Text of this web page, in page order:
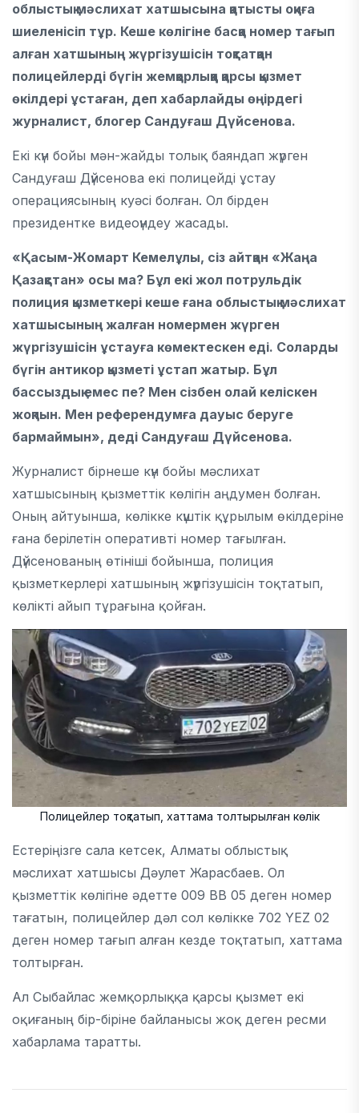
облыстық мәслихат хатшысына қатысты оқиға
шиеленісіп тұр. Кеше көлігіне басқа номер тағып
алған хатшының жүргізушісін тоқтатқан
полицейлерді бүгін жемқорлыққа қарсы қызмет
өкілдері ұстаған, деп хабарлайды өңірдегі
журналист, блогер Сандуғаш Дүйсенова.
Екі күн бойы мән-жайды толық баяндап жүрген
Сандуғаш Дүйсенова екі полицейді ұстау
операциясының куәсі болған. Ол бірден
президентке видеоүндеу жасады.
«Қасым-Жомарт Кемелұлы, сіз айтқан «Жаңа
Қазақстан» осы ма? Бұл екі жол потрульдік
полиция қызметкері кеше ғана облыстық мәслихат
хатшысының жалған номермен жүрген
жүргізушісін ұстауға көмектескен еді. Соларды
бүгін антикор қызметі ұстап жатыр. Бұл
бассыздық емес пе? Мен сізбен олай келіскен
жоқпын. Мен референдумға дауыс беруге
бармаймын», деді Сандуғаш Дүйсенова.
Журналист бірнеше күн бойы мәслихат
хатшысының қызметтік көлігін аңдумен болған.
Оның айтуынша, көлікке күштік құрылым өкілдеріне
ғана берілетін оперативті номер тағылған.
Дүйсенованың өтініші бойынша, полиция
қызметкерлері хатшының жүргізушісін тоқтатып,
көлікті айып тұрағына қойған.
Полицейлер тоқтатып, хаттама толтырылған көлік
Естеріңізге сала кетсек, Алматы облыстық
мәслихат хатшысы Дәулет Жарасбаев. Ол
қызметтік көлігіне әдетте 009 ВВ 05 деген номер
тағатын, полицейлер дәл сол көлікке 702 YEZ 02
деген номер тағып алған кезде тоқтатып, хаттама
толтырған.
Ал Сыбайлас жемқорлыққа қарсы қызмет екі
оқиғаның бір-біріне байланысы жоқ деген ресми
хабарлама таратты.